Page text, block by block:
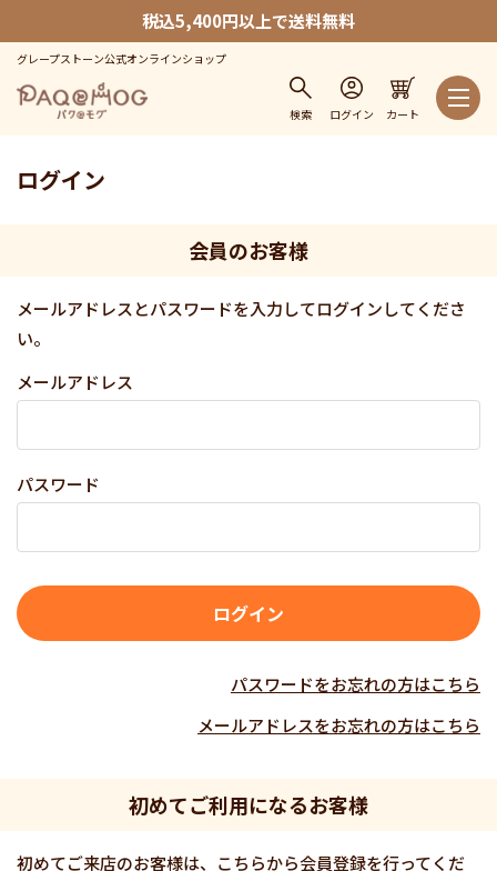
税込5,400円以上で送料無料
グレープストーン公式オンラインショップ
検索 ログイン カート
ログイン
会員のお客様
メールアドレスとパスワードを入力してログインしてくださ
い。
メールアドレス
パスワード
パスワードをお忘れの方はこちら
メールアドレスをお忘れの方はこちら
初めてご利用になるお客様
初めてご来店のお客様は、こちらから会員登録を行ってくだ